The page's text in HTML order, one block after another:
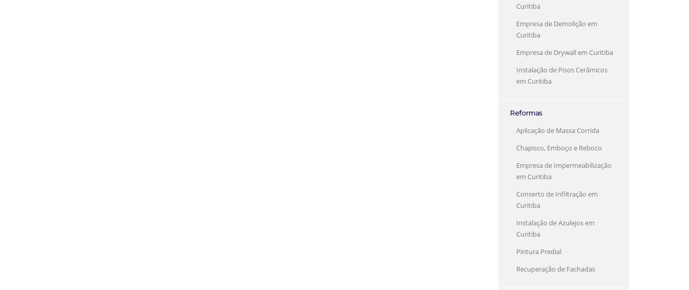
Curitiba
Empresa de Demolição em
Curitiba
Empresa de Drywall em Curitiba
Instalação de Pisos Cerâmicos
em Curitiba
Reformas
Aplicação de Massa Corrida
Chapisco, Emboço e Reboco
Empresa de Impermeabilização
em Curitiba
Conserto de Infiltração em
Curitiba
Instalação de Azulejos em
Curitiba
Pintura Predial
Recuperação de Fachadas